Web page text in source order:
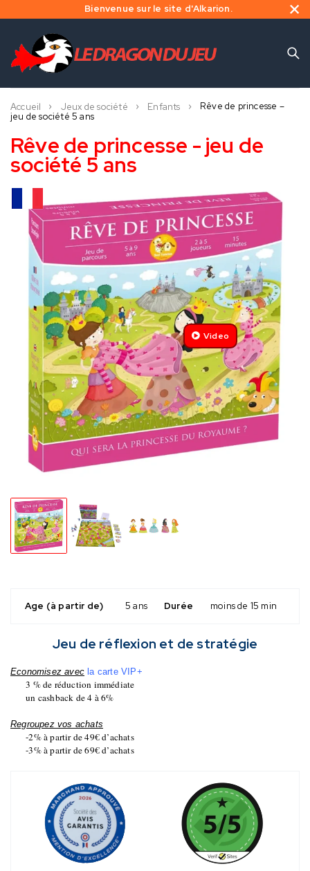
Bienvenue sur le site d'Alkarion.
Accueil Jeux de société Enfants
Rêve de princesse –
jeu de société 5 ans
Rêve de princesse - jeu de
société 5 ans
Video
Age (à partir de) 5 ans Durée moins de 15 min
Jeu de réflexion et de stratégie
Economisez avec la carte VIP+
3 % de réduction immédiate
un cashback de 4 à 6%
Regroupez vos achats
-2% à partir de 49€ d’achats
-3% à partir de 69€ d’achats